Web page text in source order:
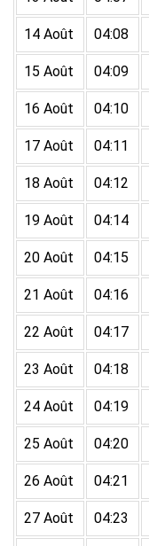
14 Août 04:08
15 Août 04:09
16 Août 04:10
17 Août 04:11
18 Août 04:12
19 Août 04:14
20 Août 04:15
21 Août 04:16
22 Août 04:17
23 Août 04:18
24 Août 04:19
25 Août 04:20
26 Août 04:21
27 Août 04:23